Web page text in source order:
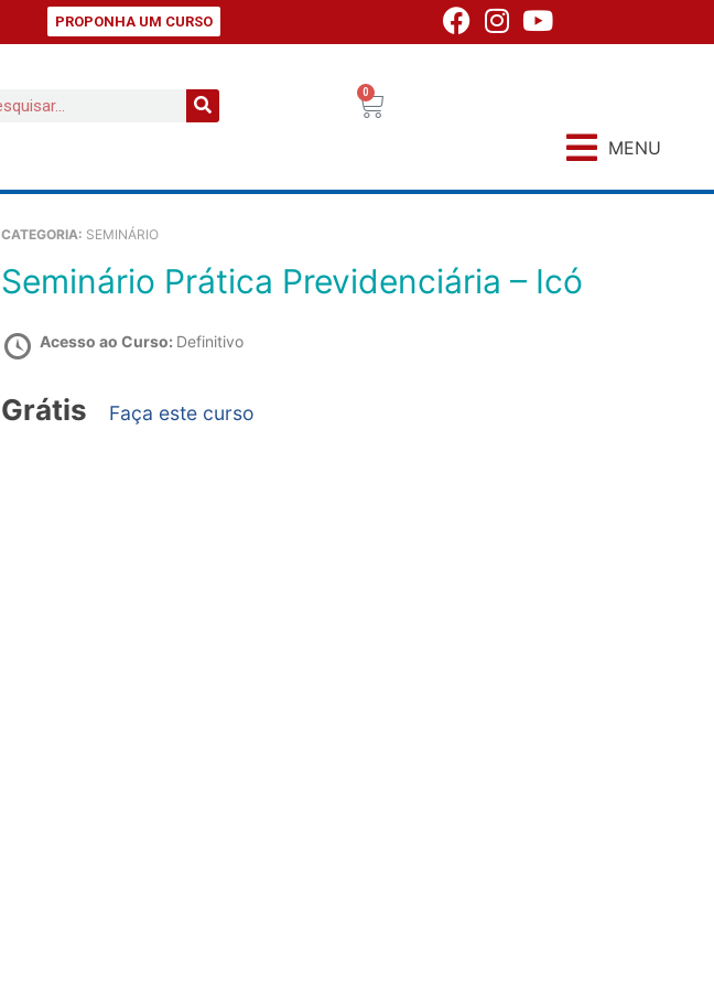
PROPONHA UM CURSO
0
MENU
CATEGORIA: SEMINÁRIO
Seminário Prática Previdenciária – Icó
Acesso ao Curso: Definitivo
Grátis Faça este curso